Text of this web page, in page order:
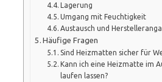
Lagerung
Umgang mit Feuchtigkeit
Austausch und
Häufige Fragen
Sind Heizmatten sicher für
Kann ich eine Heizmatte im
laufen lassen?